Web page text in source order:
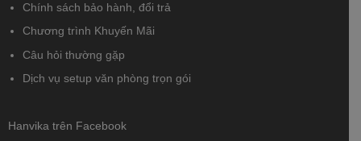
Chính sách bảo hành, đổi trả
Chương trình Khuyến Mãi
Câu hỏi thường gặp
Dịch vụ setup văn phòng trọn gói
Hanvika trên Facebook